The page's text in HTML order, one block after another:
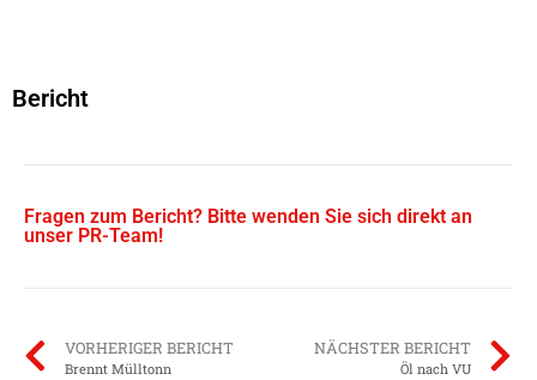
Bericht
Fragen zum Bericht? Bitte wenden Sie sich direkt an
unser PR-Team!
VORHERIGER BERICHT
Brennt Mülltonn
NÄCHSTER BERICHT
Öl nach VU